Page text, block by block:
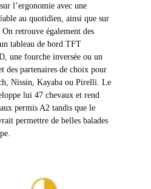
l’ergonomie avec une
au quotidien, ainsi que sur
retrouve également des
tableau de bord TFT
une fourche inversée ou un
des partenaires de choix pour
Nissin, Kayaba ou Pirelli. Le
lui 47 chevaux et rend
permis A2 tandis que le
permettre de belles balades